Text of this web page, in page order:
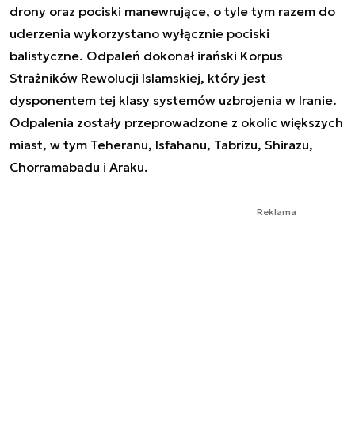
drony oraz pociski manewrujące, o tyle tym razem do
uderzenia wykorzystano wyłącznie pociski
balistyczne. Odpaleń dokonał irański Korpus
Strażników Rewolucji Islamskiej, który jest
dysponentem tej klasy systemów uzbrojenia w Iranie.
Odpalenia zostały przeprowadzone z okolic większych
miast, w tym Teheranu, Isfahanu, Tabrizu, Shirazu,
Chorramabadu i Araku.
Reklama